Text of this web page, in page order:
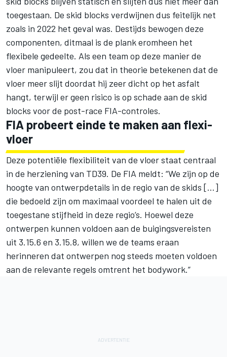
toegestaan. De skid blocks verdwijnen dus feitelijk net
zoals in 2022 het geval was. Destijds bewogen deze
componenten, ditmaal is de plank eromheen het
flexibele gedeelte. Als een team op deze manier de
vloer manipuleert, zou dat in theorie betekenen dat de
vloer meer slijt doordat hij zeer dicht op het asfalt
hangt, terwijl er geen risico is op schade aan de skid
blocks voor de post-race FIA-controles.
FIA probeert einde te maken aan flexi-
vloer
Deze potentiële flexibiliteit van de vloer staat centraal
in de herziening van TD39. De FIA meldt: “We zijn op de
hoogte van ontwerpdetails in de regio van de skids […]
die bedoeld zijn om maximaal voordeel te halen uit de
toegestane stijfheid in deze regio’s. Hoewel deze
ontwerpen kunnen voldoen aan de buigingsvereisten
uit 3.15.6 en 3.15.8, willen we de teams eraan
herinneren dat ontwerpen nog steeds moeten voldoen
aan de relevante regels omtrent het bodywork.”